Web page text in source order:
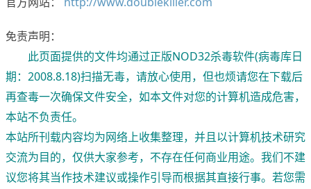
免责声明：
此页面提供的文件均通过正版NOD32杀毒软件(病毒库日
期：2008.8.18)扫描无毒，请放心使用，但也烦请您在下载后
再查毒一次确保文件安全，如本文件对您的计算机造成危害，
本站不负责任。
本站所刊载内容均为网络上收集整理，并且以计算机技术研究
交流为目的，仅供大家参考，不存在任何商业用途。我们不建
议您将其当作技术建议或操作引导而根据其直接行事。若您需